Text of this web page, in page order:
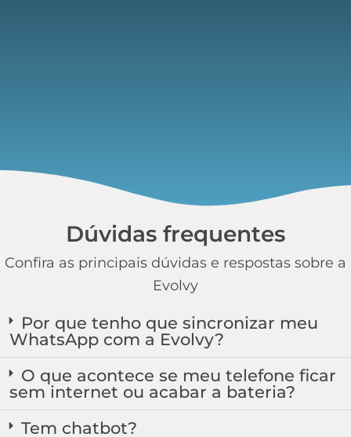
Dúvidas frequentes
Confira as principais dúvidas e respostas sobre a
Evolvy
Por que tenho que sincronizar meu
WhatsApp com a Evolvy?
O que acontece se meu telefone ficar
sem internet ou acabar a bateria?
Tem chatbot?